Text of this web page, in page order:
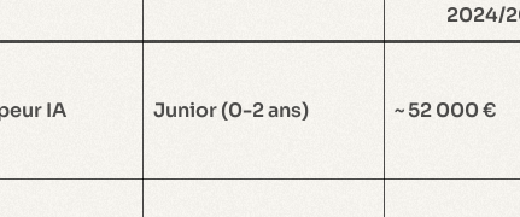
2024/
IA Junior (0-2 ans) ~ 52 000 €